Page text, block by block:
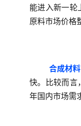
能进入新一轮
原料市场价格
合成材料
快。比较而言
年国内市场需